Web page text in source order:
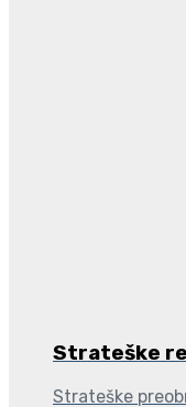
Strateške
Strateške